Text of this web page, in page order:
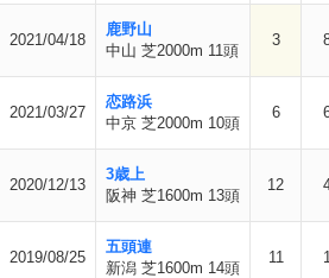
2021/04/18
鹿野山
中山 芝2000m 11頭
3
2021/03/27
恋路浜
中京 芝2000m 10頭
6
2020/12/13
3歳上
阪神 芝1600m 13頭
12
2019/08/25
五頭連
新潟 芝1600m 14頭
11